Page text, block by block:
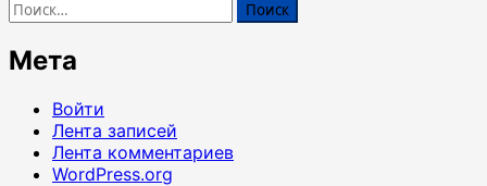
Найти:
Мета
Войти
Лента записей
Лента комментариев
WordPress.org